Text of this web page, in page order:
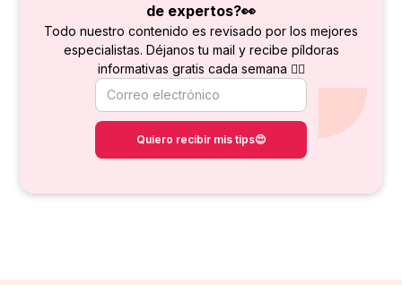
de expertos?👀
Todo nuestro contenido es revisado por los mejores
especialistas. Déjanos tu mail y recibe píldoras
informativas gratis cada semana 👇🏻